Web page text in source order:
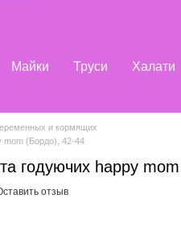
Майки Труси Халати
и кормящих
mom (Бордо), 42-44
та годуючих happy
отзыв